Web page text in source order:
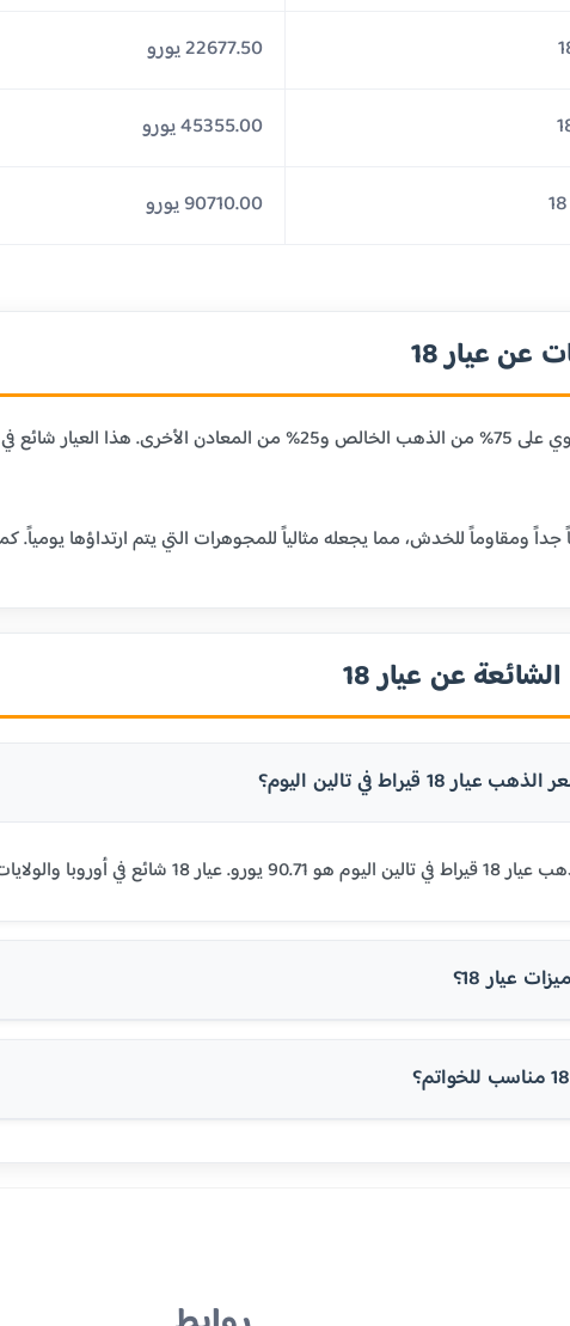
22677.50 يورو
45355.00 يورو
90710.00 يورو
عن عيار 18
عيار 18 قيراط يحتوي على 75% من الذهب الخالص و25% من
الشائعة عن عيار 18
18 قيراط في تالين اليوم؟
18 شائع في أوروبا والولايات المتحدة.
عيار 18؟